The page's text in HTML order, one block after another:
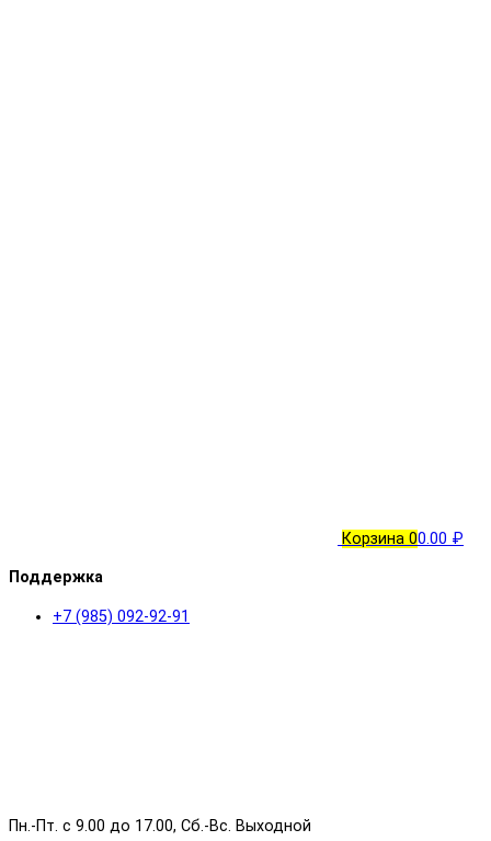
Корзина 00.00 ₽
Поддержка
+7 (985) 092-92-91
Пн.-Пт. с 9.00 до 17.00, Сб.-Вс. Выходной